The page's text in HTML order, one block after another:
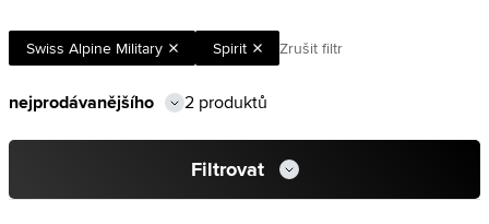
Swiss Alpine Military Spirit Zrušit filtr
2 produktů
Filtrovat